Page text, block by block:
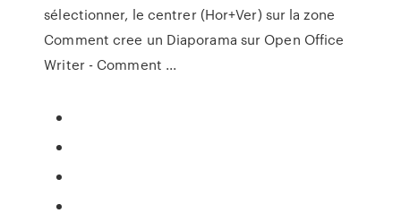
sélectionner, le centrer (Hor+Ver) sur la zone
Comment cree un Diaporama sur Open Office
Writer - Comment ...